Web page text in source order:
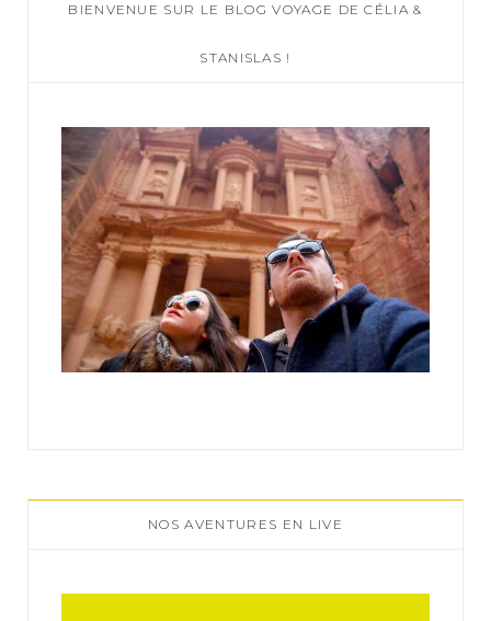
h
:
BIENVENUE SUR LE BLOG VOYAGE DE CÉLIA &
STANISLAS !
NOS AVENTURES EN LIVE